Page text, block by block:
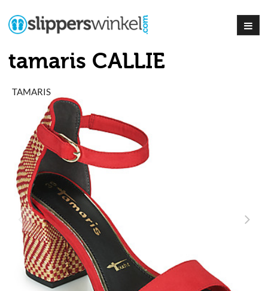
tamaris CALLIE
TAMARIS